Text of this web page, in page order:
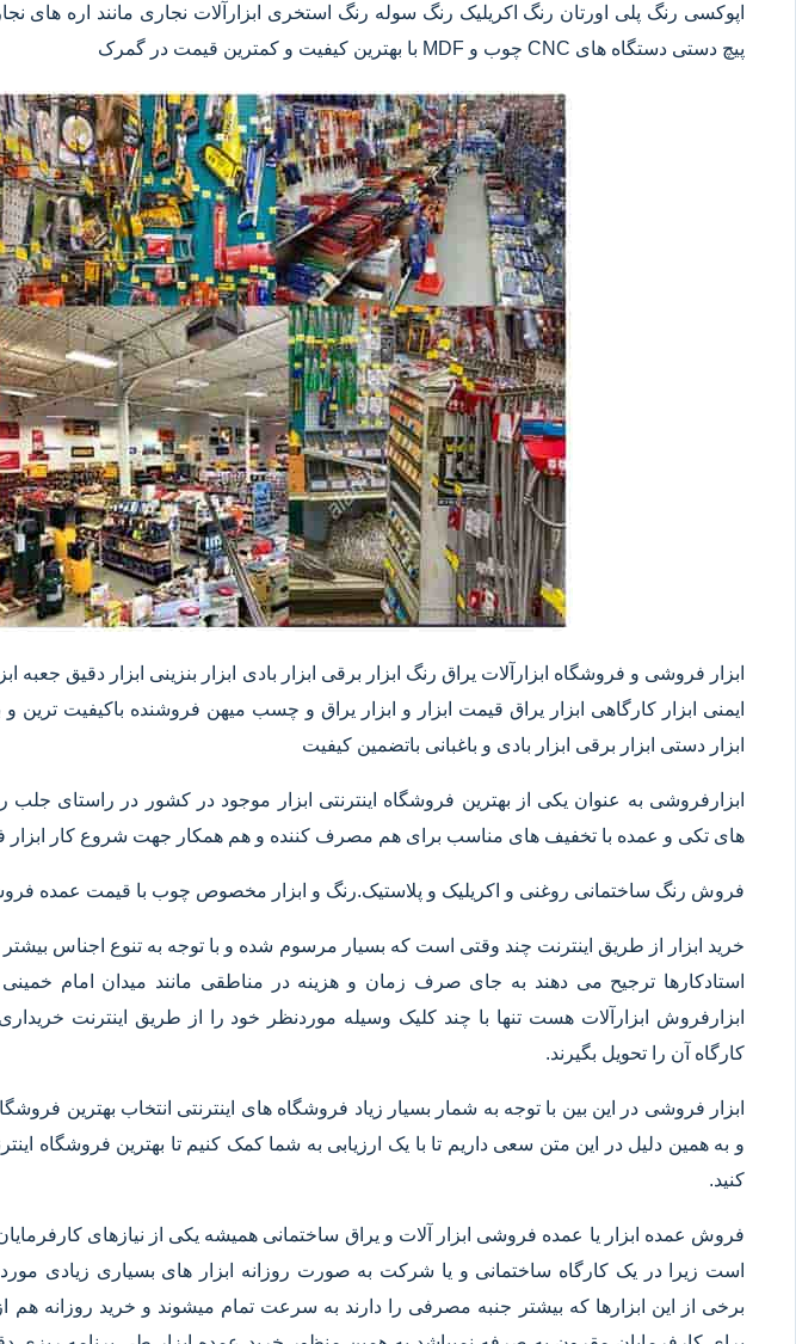
اپوکسی رنگ پلی اورتان رنگ اکریلیک رنگ سوله رنگ استخری ابزارآلات نجاری مانند اره های
پیچ دستی دستگاه های CNC چوب و MDF با بهترین کیفیت و کمترین قیمت در گمرک
ابزار فروشی و فروشگاه ابزارآلات یراق رنگ ابزار برقی ابزار بادی ابزار بنزینی ابزار دقیق​ جعبه
ایمنی ابزار کارگاهی ابزار یراق قیمت ابزار و ابزار یراق و چسب میهن فروشنده باکیفیت ترین و
ابزار دستی ابزار برقی ابزار بادی و باغبانی باتضمین کیفیت
ابزارفروشی به عنوان یکی از بهترین فروشگاه اینترنتی ابزار موجود در کشور در راستای
های تکی و عمده با تخفیف های مناسب برای هم مصرف کننده و هم همکار جهت شروع کار ابزار
فروش رنگ ساختمانی روغنی و اکریلیک و پلاستیک.رنگ و ابزار مخصوص چوب با قیمت عمده
خرید ابزار از طریق اینترنت چند وقتی است که بسیار مرسوم شده و با توجه به تنوع اجناس بیشتر
استادکارها ترجیح می دهند به جای صرف زمان و هزینه در مناطقی مانند میدان امام
ابزارفروش ابزارآلات هست تنها با چند کلیک وسیله موردنظر خود را از طریق اینترنت
کارگاه آن را تحویل بگیرند.
ابزار فروشی در این بین با توجه به شمار بسیار زیاد فروشگاه های اینترنتی انتخاب بهترین
و به همین دلیل در این متن سعی داریم تا با یک ارزیابی به شما کمک کنیم تا بهترین فروشگاه
کنید.
فروش عمده ابزار یا عمده فروشی ابزار آلات و یراق ساختمانی همیشه یکی از نیازهای
است زیرا در یک کارگاه ساختمانی و یا شرکت به صورت روزانه ابزار های بسیاری زیادی مورد
برخی از این ابزارها که بیشتر جنبه مصرفی را دارند به سرعت تمام میشوند و خرید روزانه هم